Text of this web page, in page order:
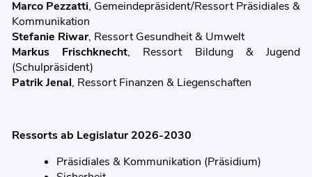
Marco Pezzatti, Gemeindepräsident/Ressort Präsidiales &
Kommunikation
Stefanie Riwar, Ressort Gesundheit & Umwelt
Markus Frischknecht, Ressort Bildung & Jugend
(Schulpräsident)
Patrik Jenal, Ressort Finanzen & Liegenschaften
Ressorts ab Legislatur 2026-2030
Präsidiales & Kommunikation (Präsidium)